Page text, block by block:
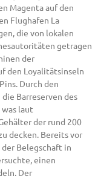
Magenta auf den
Flughafen La
die von lokalen
getragen
der
den Loyalitätsinseln
Durch den
Barreserven des
laut
der rund 200
decken. Bereits vor
Belegschaft in
einen
Der